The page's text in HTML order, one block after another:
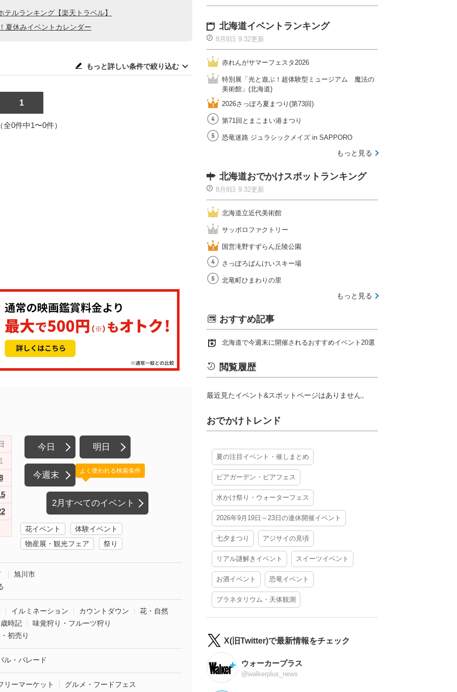
ルランキング【楽天トラベル】
夏休みイベントカレンダー
もっと詳しい条件で絞り込む
1
全0件中1〜0件）
今日 明日
今週末
2月すべてのイベント
よく使われる検索条件
花イベント
体験イベント
物産展・観光フェア
祭り
旭川市
イルミネーション カウントダウン
花・自然
時記
味覚狩り・フルーツ狩り
初売り
ル・パレード
リーマーケット
グルメ・フードフェス
北海道イベントランキング
8月8日 9:32更新
赤れんがサマーフェスタ2026
特別展「光と遊ぶ！超体験型ミュージアム 魔法の
美術館」(北海道)
2026さっぽろ夏まつり(第73回)
第71回とまこまい港まつり
恐竜迷路 ジュラシックメイズ in SAPPORO
もっと見る
北海道おでかけスポットランキング
8月8日 9:32更新
北海道立近代美術館
サッポロファクトリー
国営滝野すずらん丘陵公園
さっぽろばんけいスキー場
北竜町ひまわりの里
もっと見る
おすすめ記事
北海道で今週末に開催されるおすすめイベント20選
閲覧履歴
最近見たイベント&スポットページはありません。
おでかけトレンド
夏の注目イベント・催しまとめ
ビアガーデン・ビアフェス
水かけ祭り・ウォーターフェス
2026年9月19日～23日の連休開催イベント
七夕まつり アジサイの見頃
リアル謎解きイベント スイーツイベント
お酒イベント 恐竜イベント
プラネタリウム・天体観測
X(旧Twitter)で最新情報をチェック
ウォーカープラス
@walkerplus_news